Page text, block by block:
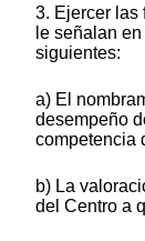
3. Ejercer las
le señalan
siguientes:
a) El
desempeño
competencia
b) La
del Centro a